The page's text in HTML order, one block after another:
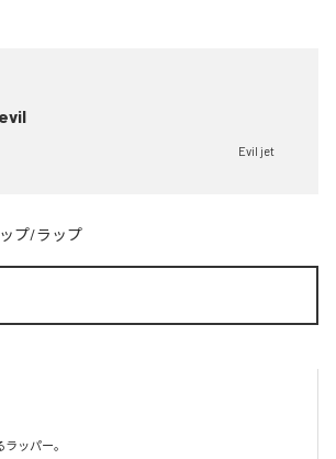
Evil jet
プ/ラップ
ッパー。